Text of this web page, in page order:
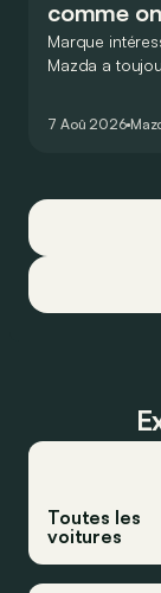
comme
Marque
Mazda a
de la plus
7 Aoû 2026
Toutes les
voitures